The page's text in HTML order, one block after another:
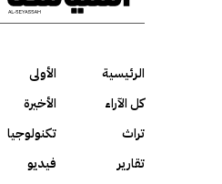
الرئيسية الأولى
كل الآراء
الأخيرة
تراث
تكنولوجيا
تقارير
فيديو